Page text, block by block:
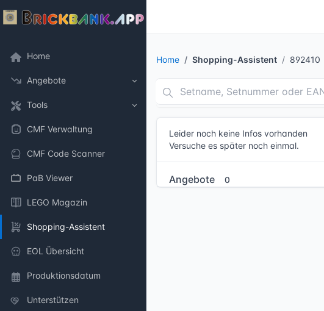
Home
Angebote
Tools
CMF Verwaltung
CMF Code Scanner
PaB Viewer
LEGO Magazin
Shopping-Assistent
EOL Übersicht
Produktionsdatum
Unterstützen
Home Shopping-Assistent 892410
Leider noch keine Infos vorhanden
Versuche es später noch einmal.
Angebote 0